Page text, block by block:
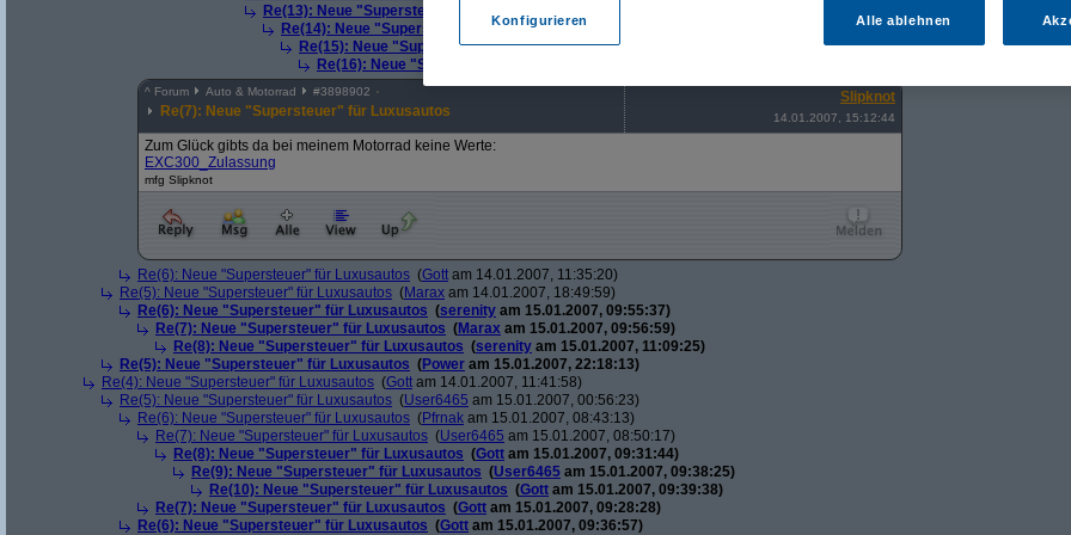
Re(13): Neue "Supersteuer" für Luxusautos
Re(14): Neue "Supersteuer" für Luxusautos(
Re(15): Neue "Supersteuer" für Luxusautos(wol
Re(16): Neue "Supersteuer" für Luxusautos
^ Forum Auto & Motorrad #3898902
Re(7): Neue "Supersteuer" für Luxusautos
Slipknot
14.01.2007, 15:12:44
Zum Glück gibts da bei meinem Motorrad keine Werte:
EXC300_Zulassung
mfg Slipknot
Re(6): Neue "Supersteuer" für Luxusautos (Gott am 14.01.2007, 11:35:20)
Re(5): Neue "Supersteuer" für Luxusautos (Marax am 14.01.2007, 18:49:59)
Re(6): Neue "Supersteuer" für Luxusautos (serenity am 15.01.2007, 09:55:37)
Re(7): Neue "Supersteuer" für Luxusautos (Marax am 15.01.2007, 09:56:59)
Re(8): Neue "Supersteuer" für Luxusautos (serenity am 15.01.2007, 11:09:25)
Re(5): Neue "Supersteuer" für Luxusautos (Power am 15.01.2007, 22:18:13)
Re(4): Neue "Supersteuer" für Luxusautos (Gott am 14.01.2007, 11:41:58)
Re(5): Neue "Supersteuer" für Luxusautos (User6465 am 15.01.2007, 00:56:23)
Re(6): Neue "Supersteuer" für Luxusautos (Pfrnak am 15.01.2007, 08:43:13)
Re(7): Neue "Supersteuer" für Luxusautos (User6465 am 15.01.2007, 08:50:17)
Re(8): Neue "Supersteuer" für Luxusautos (Gott am 15.01.2007, 09:31:44)
Re(9): Neue "Supersteuer" für Luxusautos (User6465 am 15.01.2007, 09:38:25)
Re(10): Neue "Supersteuer" für Luxusautos (Gott am 15.01.2007, 09:39:38)
Re(7): Neue "Supersteuer" für Luxusautos (Gott am 15.01.2007, 09:28:28)
Re(6): Neue "Supersteuer" für Luxusautos (Gott am 15.01.2007, 09:36:57)
Konfigurieren Alle ablehnen